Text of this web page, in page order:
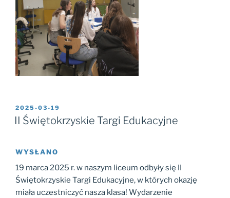
2025-03-19
II Świętokrzyskie Targi Edukacyjne
WYSŁANO
19 marca 2025 r. w naszym liceum odbyły się II
Świętokrzyskie Targi Edukacyjne, w których okazję
miała uczestniczyć nasza klasa! Wydarzenie